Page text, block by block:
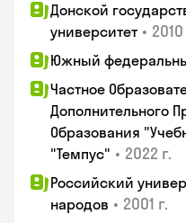
Донской
университет • 2010
Южный
Частное
Дополнительного
Образования
"Темпус" • 2022 г.
Российский
народов • 2001 г.